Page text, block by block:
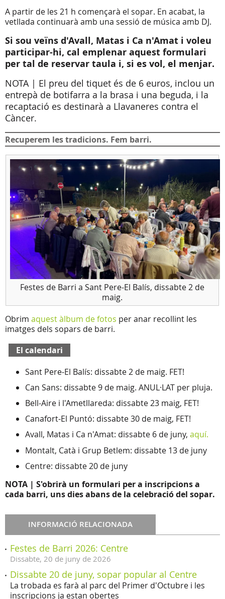
A partir de les 21 h començarà el sopar. En acabat, la
vetllada continuarà amb una sessió de música amb DJ.
Si sou veïns d'Avall, Matas i Ca n'Amat i voleu
participar-hi, cal emplenar aquest formulari
per tal de reservar taula i, si es vol, el menjar.
NOTA | El preu del tiquet és de 6 euros, inclou un
entrepà de botifarra a la brasa i una beguda, i la
recaptació es destinarà a Llavaneres contra el
Càncer.
Recuperem les tradicions. Fem barri.
Festes de Barri a Sant Pere-El Balís, dissabte 2 de
maig.
Obrim aquest àlbum de fotos per anar recollint les
imatges dels sopars de barri.
El calendari
Sant Pere-El Balís: dissabte 2 de maig. FET!
Can Sans: dissabte 9 de maig. ANUL·LAT per pluja.
Bell-Aire i l'Ametllareda: dissabte 23 maig, FET!
Canafort-El Puntó: dissabte 30 de maig, FET!
Avall, Matas i Ca n'Amat: dissabte 6 de juny, aquí.
Montalt, Catà i Grup Betlem: dissabte 13 de juny
Centre: dissabte 20 de juny
NOTA | S'obrirà un formulari per a inscripcions a
cada barri, uns dies abans de la celebració del sopar.
INFORMACIÓ RELACIONADA
Festes de Barri 2026: Centre
Dissabte, 20 de juny de 2026
Dissabte 20 de juny, sopar popular al Centre
La trobada es farà al parc del Primer d'Octubre i les
inscripcions ja estan obertes